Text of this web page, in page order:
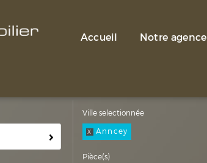
Accueil Notre agence
Ville selectionnée
X Anncey
Pièce(s)